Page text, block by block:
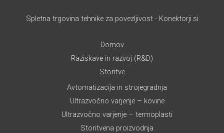
Spletna trgovina tehnike za povezljivost - Konektorji.si
Domov
Raziskave in razvoj (R&D)
Storitve
Avtomatizacija in strojegradnja
Ultrazvočno varjenje – kovine
Ultrazvočno varjenje – termoplasti
Storitvena proizvodnja